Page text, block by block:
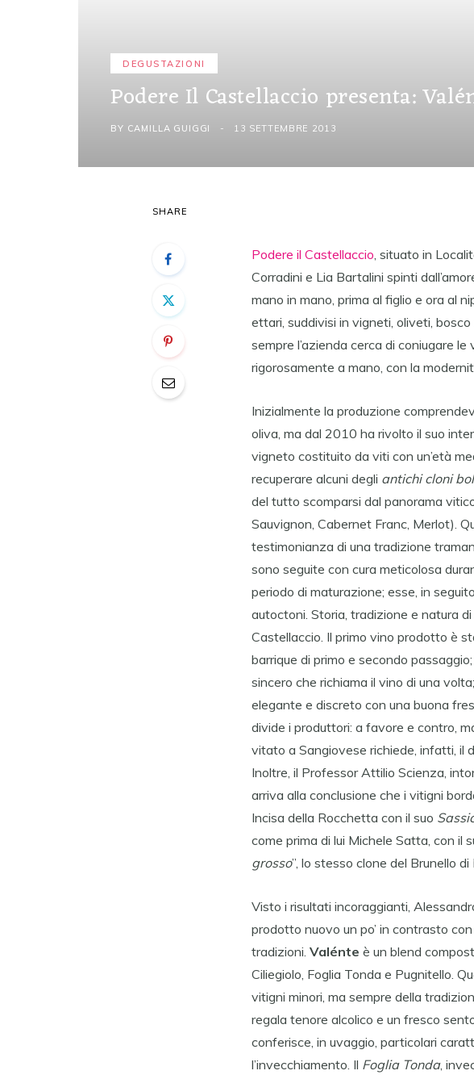
DEGUSTAZIONI
Podere Il Castellaccio presenta:
BY CAMILLA GUIGGI 13 SETTEMBRE 2013
SHARE
Podere il Castellaccio, situato in
Corradini e Lia Bartalini spinti
mano in mano, prima al figlio e ora al
ettari, suddivisi in vigneti, oliveti,
sempre l’azienda cerca di coniugare
rigorosamente a mano, con la
Inizialmente la produzione
oliva, ma dal 2010 ha rivolto il suo
vigneto costituito da viti con un’età
recuperare alcuni degli antichi cloni
del tutto scomparsi dal panorama
Sauvignon, Cabernet Franc, Merlot).
testimonianza di una tradizione
sono seguite con cura meticolosa
periodo di maturazione; esse, in
autoctoni. Storia, tradizione e natura
Castellaccio. Il primo vino prodotto è
barrique di primo e secondo
sincero che richiama il vino di una
elegante e discreto con una buona
divide i produttori: a favore e contro,
vitato a Sangiovese richiede, infatti, il
Inoltre, il Professor Attilio Scienza,
arriva alla conclusione che i vitigni
Incisa della Rocchetta con il suo
come prima di lui Michele Satta, con il
grosso”, lo stesso clone del Brunello
Visto i risultati incoraggianti,
prodotto nuovo un po’ in contrasto
tradizioni. Valénte è un blend
Ciliegiolo, Foglia Tonda e Pugnitello.
vitigni minori, ma sempre della
regala tenore alcolico e un fresco
conferisce, in uvaggio, particolari
l’invecchiamento. Il Foglia Tonda,